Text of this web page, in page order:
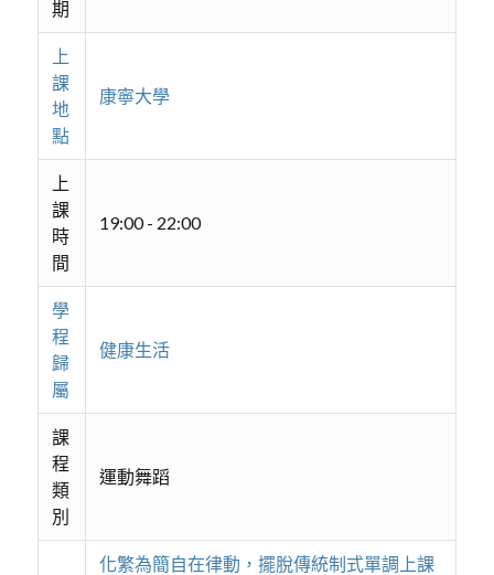
期
上
課
地
點
康寧大學
上
課
時
間
19:00 - 22:00
學
程
歸
屬
健康生活
課
程
類
別
運動舞蹈
化繁為簡自在律動，擺脫傳統制式單調上課